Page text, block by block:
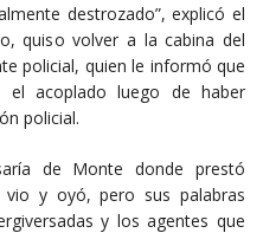
destrozado”, explicó el
quiso volver a la cabina del
policial, quien le informó que
acoplado luego de haber
policial.
de Monte donde prestó
y oyó, pero sus palabras
y los agentes que